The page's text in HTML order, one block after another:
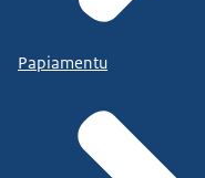
Papiamentu